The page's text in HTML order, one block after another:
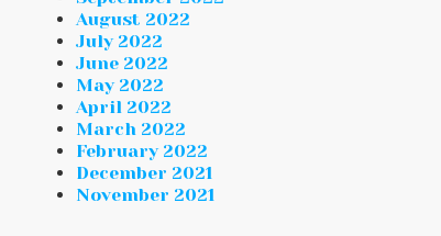
August 2022
July 2022
June 2022
May 2022
April 2022
March 2022
February 2022
December 2021
November 2021